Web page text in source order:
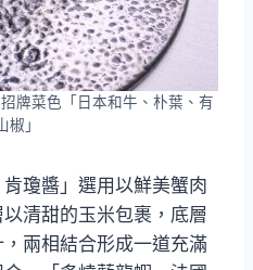
牌菜色「日本和牛、朴葉、有
椒」
肯瓊醬」選用以鮮美蟹肉
清甜的玉米包裹，底層
兩相結合形成一道充滿